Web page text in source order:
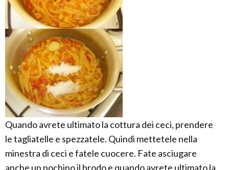
Quando avrete ultimato la cottura dei ceci, prendere
le tagliatelle e spezzatele. Quindi mettetele nella
minestra di ceci e fatele cuocere. Fate asciugare
anche un pochino il brodo e quando avrete ultimato la